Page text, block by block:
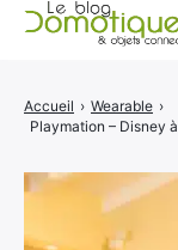
Accueil › Wearable ›
Playmation – Disney
Catégories
A propos
CONTACT